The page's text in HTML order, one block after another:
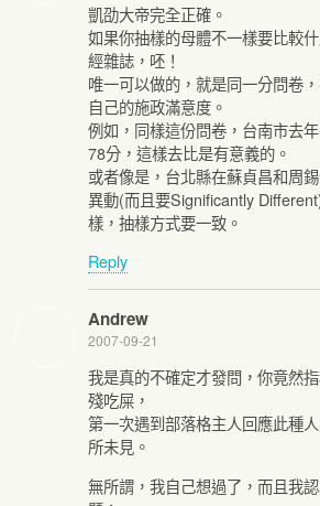
凱劭大帝完全正確。
如果你抽樣的母體不一樣要比較
經雜誌，呸！
唯一可以做的，就是同一分問卷
自己的施政滿意度。
例如，同樣這份問卷，台南市去
78分，這樣去比是有意義的。
或者像是，台北縣在蘇貞昌和周
異動(而且要Significantly
樣，抽樣方式要一致。
Reply
Andrew
2007-09-21
我是真的不確定才發問，你竟然
殘吃屎，
第一次遇到部落格主人回應此種
所未見。
無所謂，我自己想過了，而且我